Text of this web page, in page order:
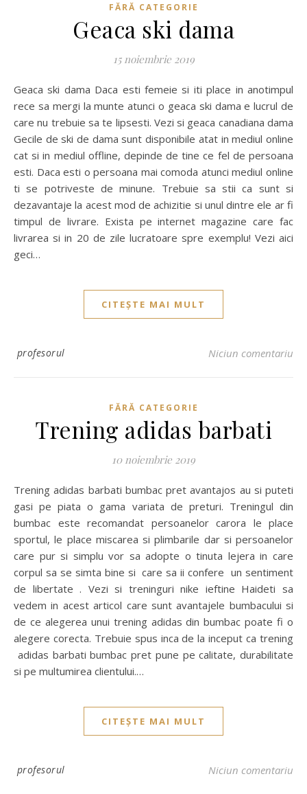
FĂRĂ CATEGORIE
Geaca ski dama
15 noiembrie 2019
Geaca ski dama Daca esti femeie si iti place in anotimpul
rece sa mergi la munte atunci o geaca ski dama e lucrul de
care nu trebuie sa te lipsesti. Vezi si geaca canadiana dama
Gecile de ski de dama sunt disponibile atat in mediul online
cat si in mediul offline, depinde de tine ce fel de persoana
esti. Daca esti o persoana mai comoda atunci mediul online
ti se potriveste de minune. Trebuie sa stii ca sunt si
dezavantaje la acest mod de achizitie si unul dintre ele ar fi
timpul de livrare. Exista pe internet magazine care fac
livrarea si in 20 de zile lucratoare spre exemplu! Vezi aici
geci…
CITEȘTE MAI MULT
profesorul Niciun comentariu
FĂRĂ CATEGORIE
Trening adidas barbati
10 noiembrie 2019
Trening adidas barbati bumbac pret avantajos au si puteti
gasi pe piata o gama variata de preturi. Treningul din
bumbac este recomandat persoanelor carora le place
sportul, le place miscarea si plimbarile dar si persoanelor
care pur si simplu vor sa adopte o tinuta lejera in care
corpul sa se simta bine si care sa ii confere un sentiment
de libertate . Vezi si treninguri nike ieftine Haideti sa
vedem in acest articol care sunt avantajele bumbacului si
de ce alegerea unui trening adidas din bumbac poate fi o
alegere corecta. Trebuie spus inca de la inceput ca trening
adidas barbati bumbac pret pune pe calitate, durabilitate
si pe multumirea clientului.…
CITEȘTE MAI MULT
profesorul Niciun comentariu